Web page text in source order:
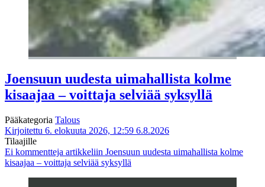
Joensuun uudesta uimahallista kolme
kisaajaa – voittaja selviää syksyllä
Pääkategoria Talous
Kirjoitettu 6. elokuuta 2026, 12:59 6.8.2026
Tilaajille
Ei kommentteja artikkeliin Joensuun uudesta uimahallista kolme
kisaajaa – voittaja selviää syksyllä